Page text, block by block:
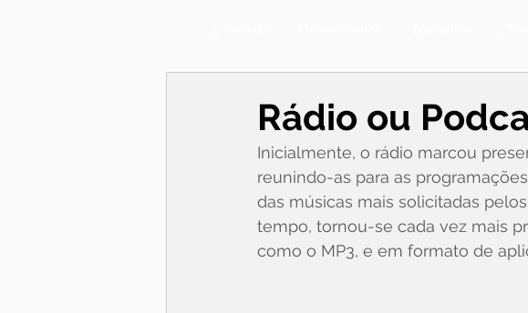
Rádio ou
Inicialmente, o rádio marcou
reunindo-as para as
das músicas mais solicitadas
tempo, tornou-se cada vez mais
como o MP3, e em formato de